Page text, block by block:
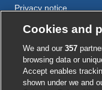
Privacy notice
Cookie policy
Accessibility
ExternalExternal
Cookies and
We and our357
browsing data or
Accept enables
shown under we and